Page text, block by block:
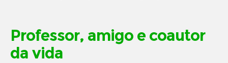
Professor, amigo e coautor
da vida